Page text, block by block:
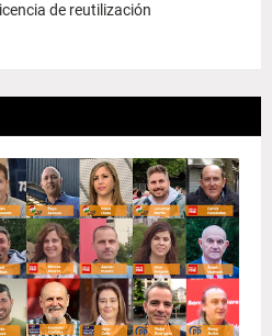
de reutilización